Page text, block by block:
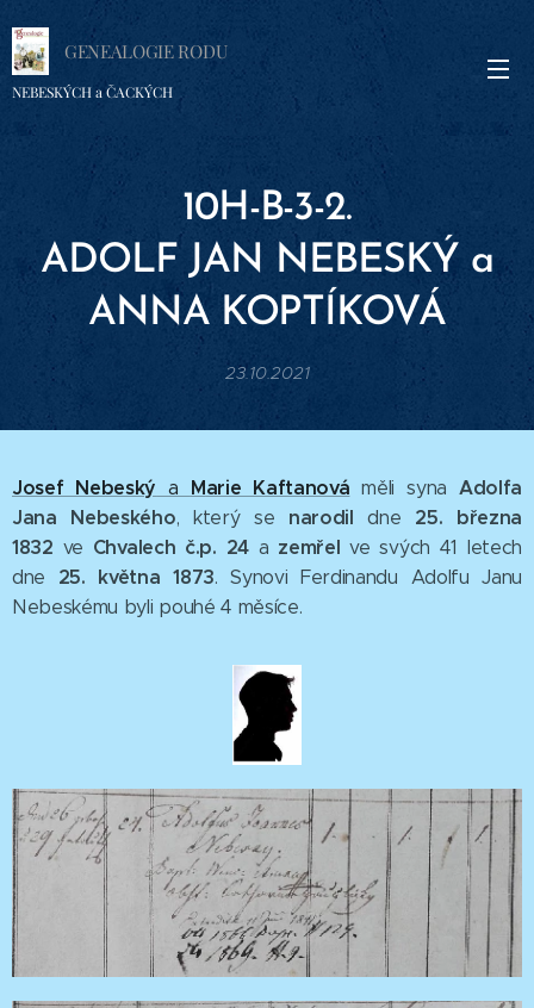
GENEALOGIE RODU
NEBESKÝCH a ČACKÝCH
10H-B-3-2.
ADOLF JAN NEBESKÝ a
ANNA KOPTÍKOVÁ
23.10.2021
Josef Nebeský a Marie Kaftanová měli syna Adolfa
Jana Nebeského, který se narodil dne 25. března
1832 ve Chvalech č.p. 24a zemřel ve svých 41 letech
dne 25. května 1873. Synovi Ferdinandu Adolfu Janu
Nebeskému byli pouhé 4 měsíce.